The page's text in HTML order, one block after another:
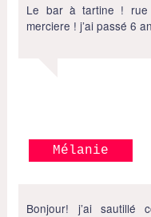
Le bar à tartine !
merciere ! j’ai passé 6
Mélanie
Bonjour! j’ai sautillé